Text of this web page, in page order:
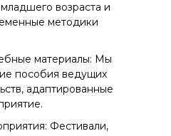
возраста и
методики
материалы: Мы
пособия ведущих
адаптированные
Фестивали,